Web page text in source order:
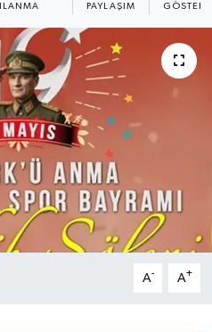
PAYLAŞIM
A- A+